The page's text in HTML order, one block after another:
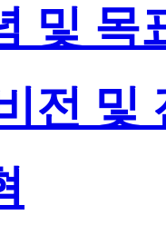
및 목
전 및